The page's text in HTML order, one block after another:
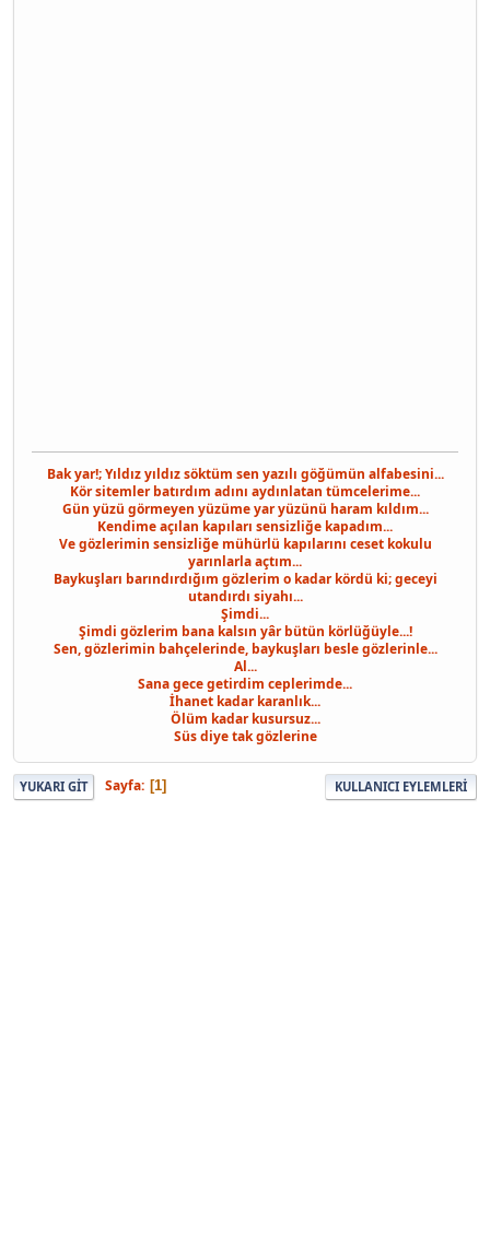
Bak yar!; Yıldız yıldız söktüm sen yazılı göğümün alfabesini...
Kör sitemler batırdım adını aydınlatan tümcelerime...
Gün yüzü görmeyen yüzüme yar yüzünü haram kıldım...
Kendime açılan kapıları sensizliğe kapadım...
Ve gözlerimin sensizliğe mühürlü kapılarını ceset kokulu
yarınlarla açtım...
Baykuşları barındırdığım gözlerim o kadar kördü ki; geceyi
utandırdı siyahı...
Şimdi...
Şimdi gözlerim bana kalsın yâr bütün körlüğüyle...!
Sen, gözlerimin bahçelerinde, baykuşları besle gözlerinle...
Al...
Sana gece getirdim ceplerimde...
İhanet kadar karanlık...
Ölüm kadar kusursuz...
Süs diye tak gözlerine
YUKARI GIT Sayfa 1 KULLANICI EYLEMLERI